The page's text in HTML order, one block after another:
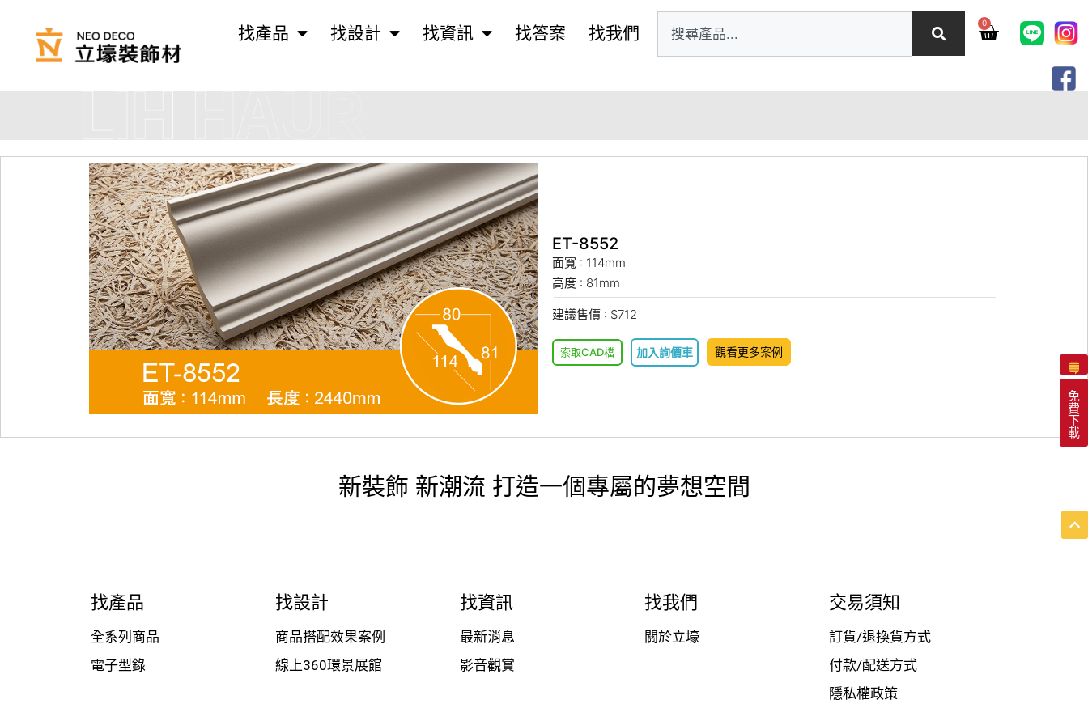
找產品 找設計 找資訊 找答案 找我們 0
ET-8552
面寬 : 114mm
高度 : 81mm
建議售價 : $712
索取CAD檔 加入詢價車 觀看更多案例
免
費
下
載
新裝飾 新潮流 打造一個專屬的夢想空間
找產品
全系列商品
電子型錄
找設計
商品搭配效果案例
線上360環景展館
找資訊
最新消息
影音觀賞
找我們
關於立壕
交易須知
訂貨/退換貨方式
付款/配送方式
隱私權政策